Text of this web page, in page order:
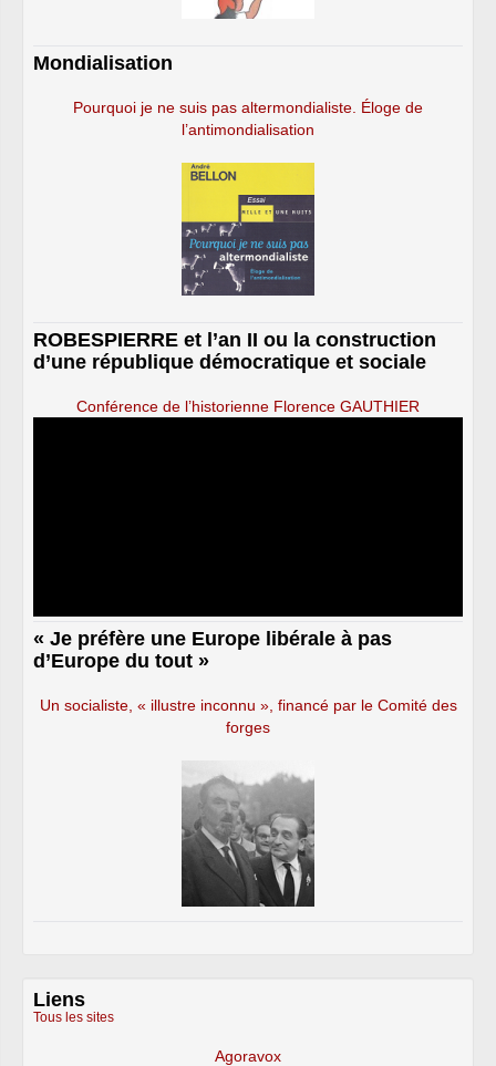
Mondialisation
Pourquoi je ne suis pas altermondialiste. Éloge de
l’antimondialisation
ROBESPIERRE et l’an II ou la construction
d’une république démocratique et sociale
Conférence de l’historienne Florence GAUTHIER
« Je préfère une Europe libérale à pas
d’Europe du tout »
Un socialiste, « illustre inconnu », financé par le Comité des
forges
Liens
Tous les sites
Agoravox